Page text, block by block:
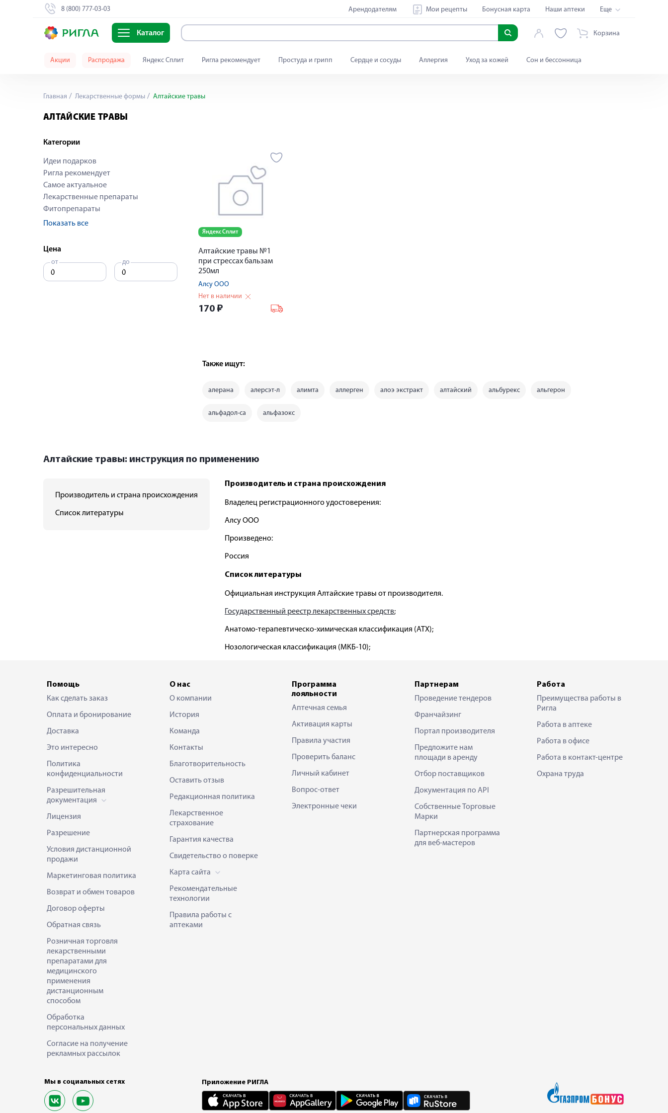
8 (800) 777-03-03 Арендодателям Мои рецепты Бонусная карта Наши аптеки Еще
Каталог Корзина
Акции Распродажа Яндекс Сплит Ригла рекомендует Простуда и грипп Сердце и сосуды Аллергия Уход за кожей Сон и бессонница
Главная Лекарственные формы Алтайские травы
АЛТАЙСКИЕ ТРАВЫ
Категории
Идеи подарков
Ригла рекомендует
Самое актуальное
Лекарственные препараты
Фитопрепараты
Показать все
Цена
от до
Яндекс Сплит
Алтайские травы №1
при стрессах бальзам
250мл
Алсу ООО
Нет в наличии
170 ₽
Также ищут:
алерана алерсэт-л алимта аллерген алоэ экстракт алтайский альбурекс альгерон
альфадол-са альфазокс
Алтайские травы: инструкция по применению
Производитель и страна происхождения
Список литературы
Производитель и страна происхождения
Владелец регистрационного удостоверения:
Алсу ООО
Произведено:
Россия
Список литературы
Официальная инструкция Алтайские травы от производителя.
Государственный реестр лекарственных средств;
Анатомо-терапевтическо-химическая классификация (ATX);
Нозологическая классификация (МКБ-10);
Помощь
Как сделать заказ
Оплата и бронирование
Доставка
Это интересно
Политика
конфиденциальности
Разрешительная
документация
Лицензия
Разрешение
Условия дистанционной
продажи
Маркетинговая политика
Возврат и обмен товаров
Договор оферты
Обратная связь
Розничная торговля
лекарственными
препаратами для
медицинского
применения
дистанционным
способом
Обработка
персональных данных
Согласие на получение
рекламных рассылок
О нас
О компании
История
Команда
Контакты
Благотворительность
Оставить отзыв
Редакционная политика
Лекарственное
страхование
Гарантия качества
Свидетельство о поверке
Карта сайта
Рекомендательные
технологии
Правила работы с
аптеками
Программа
лояльности
Аптечная семья
Активация карты
Правила участия
Проверить баланс
Личный кабинет
Вопрос-ответ
Электронные чеки
Партнерам
Проведение тендеров
Франчайзинг
Портал производителя
Предложите нам
площади в аренду
Отбор поставщиков
Документация по API
Собственные Торговые
Марки
Партнерская программа
для веб-мастеров
Работа
Преимущества работы в
Ригла
Работа в аптеке
Работа в офисе
Работа в контакт-центре
Охрана труда
Мы в социальных сетях Приложение РИГЛА